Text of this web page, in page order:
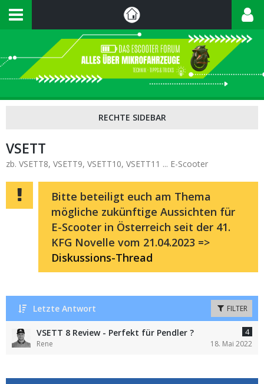
VSETT
zb. VSETT8, VSETT9, VSETT10, VSETT11 ... E-Scooter
Bitte beteiligt euch am Thema
mögliche zukünftige Aussichten für
E-Scooter in Österreich seit der 41.
KFG Novelle vom 21.04.2023 =>
Diskussions-Thread
Letzte Antwort FILTER
VSETT 8 Review - Perfekt für Pendler ? 4
Rene 18. Mai 2022